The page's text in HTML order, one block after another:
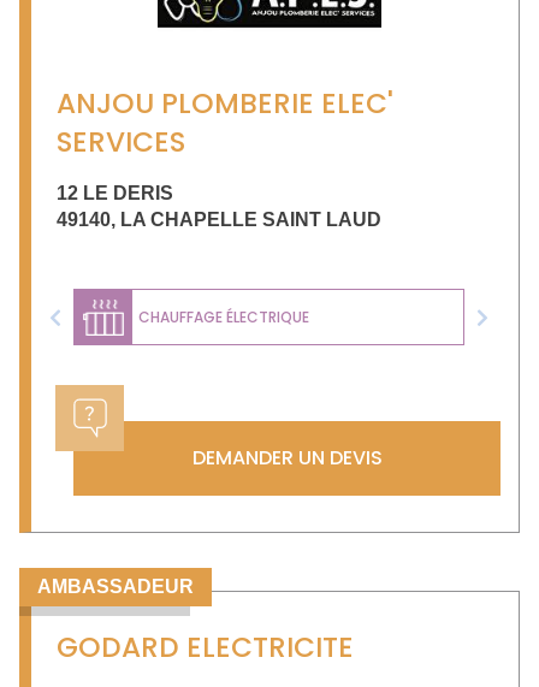
ANJOU PLOMBERIE ELEC'
SERVICES
12 LE DERIS
49140, LA CHAPELLE SAINT LAUD
CHAUFFAGE ÉLECTRIQUE
Previous Next
DEMANDER UN DEVIS
AMBASSADEUR
GODARD ELECTRICITE